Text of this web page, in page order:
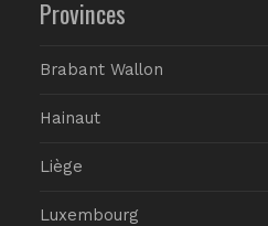
Provinces
Brabant Wallon
Hainaut
Liège
Luxembourg